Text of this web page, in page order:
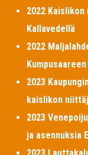
2022
Kallavedellä
2022
Kumpusaareen
2023
kaislikon
2023
ja asennuksia